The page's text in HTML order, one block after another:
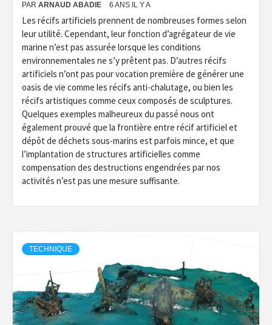
PAR ARNAUD ABADIE 6 ANS IL Y A
Les récifs artificiels prennent de nombreuses formes selon
leur utilité. Cependant, leur fonction d’agrégateur de vie
marine n’est pas assurée lorsque les conditions
environnementales ne s’y prêtent pas. D’autres récifs
artificiels n’ont pas pour vocation première de générer une
oasis de vie comme les récifs anti-chalutage, ou bien les
récifs artistiques comme ceux composés de sculptures.
Quelques exemples malheureux du passé nous ont
également prouvé que la frontière entre récif artificiel et
dépôt de déchets sous-marins est parfois mince, et que
l’implantation de structures artificielles comme
compensation des destructions engendrées par nos
activités n’est pas une mesure suffisante.
TECHNIQUE